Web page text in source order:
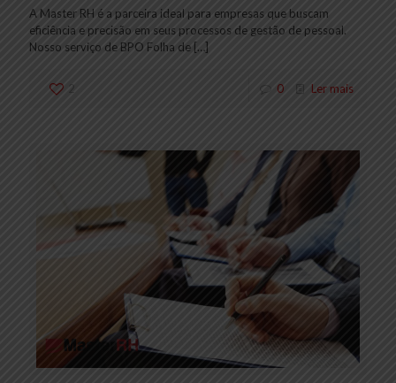
A Master RH é a parceira ideal para empresas que buscam
eficiência e precisão em seus processos de gestão de pessoal.
Nosso serviço de BPO Folha de […]
2 0 Ler mais